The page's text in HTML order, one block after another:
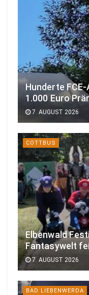
Hunderte
1.000 Euro
7. AUGUST 2026
COTTBUS
Elbenwald
Fantasywelt
7. AUGUST 2026
BAD LIEBENWERDA